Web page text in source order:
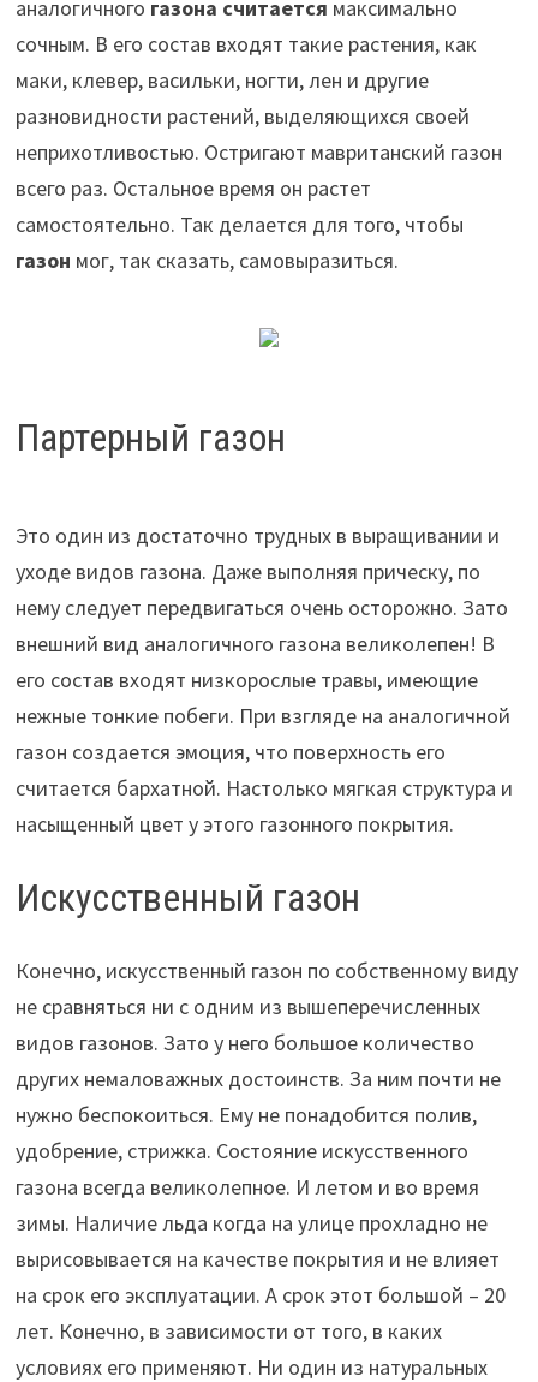
аналогичного газона считается максимально
сочным. В его состав входят такие растения, как
маки, клевер, васильки, ногти, лен и другие
разновидности растений, выделяющихся своей
неприхотливостью. Остригают мавританский газон
всего раз. Остальное время он растет
самостоятельно. Так делается для того, чтобы
газон мог, так сказать, самовыразиться.
Партерный газон
Это один из достаточно трудных в выращивании и
уходе видов газона. Даже выполняя прическу, по
нему следует передвигаться очень осторожно. Зато
внешний вид аналогичного газона великолепен! В
его состав входят низкорослые травы, имеющие
нежные тонкие побеги. При взгляде на аналогичной
газон создается эмоция, что поверхность его
считается бархатной. Настолько мягкая структура и
насыщенный цвет у этого газонного покрытия.
Искусственный газон
Конечно, искусственный газон по собственному виду
не сравняться ни с одним из вышеперечисленных
видов газонов. Зато у него большое количество
других немаловажных достоинств. За ним почти не
нужно беспокоиться. Ему не понадобится полив,
удобрение, стрижка. Состояние искусственного
газона всегда великолепное. И летом и во время
зимы. Наличие льда когда на улице прохладно не
вырисовывается на качестве покрытия и не влияет
на срок его эксплуатации. А срок этот большой – 20
лет. Конечно, в зависимости от того, в каких
условиях его применяют. Ни один из натуральных